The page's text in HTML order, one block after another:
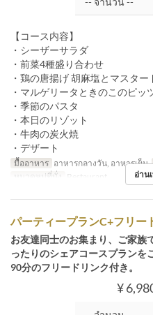
【コース内容】
・シーザーサラダ
・前菜4種盛り合わせ
・鶏の唐揚げ 胡麻塩とマスター
・マルゲリータときのこのピッ
・季節のパスタ
・本日のリゾット
・牛肉の炭火焼
・デザート
มื้ออาหาร อาหารกลางวัน, อาหารเย็น
หมวดหมู่ที่นั่ง
Restaurant อ่าน
パーティープランC+フリー
お友達同士のお集まり、ご家族
ったりのシェアコースプランを
90分のフリードリンク付き。
¥